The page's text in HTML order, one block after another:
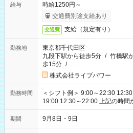
給与
時給1250円～
交通費別途支給あり
交通費 支給（規定有り）
勤務地
東京都千代田区
九段下駅から徒歩5分 / 竹橋駅
歩15分 / …
株式会社ライブパワー
勤務時間
＜シフト例＞ 9:00～22:30
19:00 12:30～22:00 上記の時間から好きな時間を選べます！ ※
時間は変更となる可能性があり
期間 9月8日・9日